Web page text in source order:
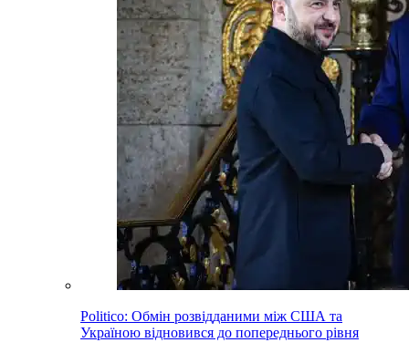
Politico: Обмін розвідданими між США та
Україною відновився до попереднього рівня